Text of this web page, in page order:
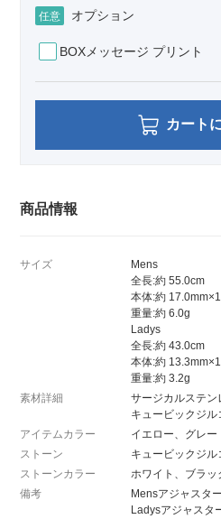
任意 オプション
BOXメッセージ プリント
カート
商品情報
サイズ
Mens
全長:約 55.0cm
本体:約
重量:約 6.0g
Ladys
全長:約 43.0cm
本体:約
重量:約 3.2g
素材詳細
サージカルステ
キュービックジル
アイテムカラー
イエロー、グレー
ストーン
キュービックジル
ストーンカラー
ホワイト、ブラッ
備考
Mensアジャスタ
Ladysアジャスタ